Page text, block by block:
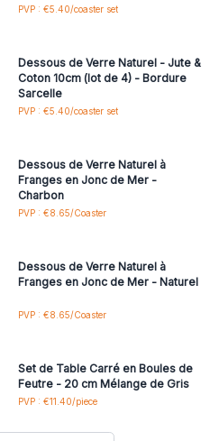
PVP : €5.40/coaster set
Connectez-vous ou
Dessous de Verre Naturel - Jute &
Coton 10cm (lot de 4) - Bordure
Sarcelle
PVP : €5.40/coaster set
Connectez-vous ou
Dessous de Verre Naturel à
Franges en Jonc de Mer -
Charbon
PVP : €8.65/Coaster
Connectez-vous ou
Dessous de Verre Naturel à
Franges en Jonc de Mer - Naturel
PVP : €8.65/Coaster
Connectez-vous ou
Set de Table Carré en Boules de
Feutre - 20 cm Mélange de Gris
PVP : €11.40/piece